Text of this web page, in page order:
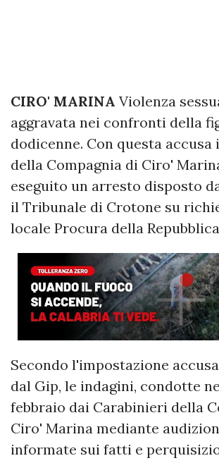
CIRO' MARINA Violenza
aggravata nei confronti della
dodicenne. Con questa
della Compagnia di Ciro'
eseguito un arresto disposto
il Tribunale di Crotone su
locale Procura della
Secondo l'impostazione
dal Gip, le indagini, condotte
febbraio dai Carabinieri della
Ciro' Marina mediante
informate sui fatti e